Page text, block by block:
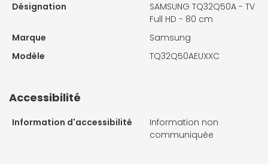
Désignation
SAMSUNG TQ32Q50A - TV
Full HD - 80 cm
Marque
Samsung
Modèle
TQ32Q50AEUXXC
Accessibilité
Information d'accessibilité
Information non
communiquée